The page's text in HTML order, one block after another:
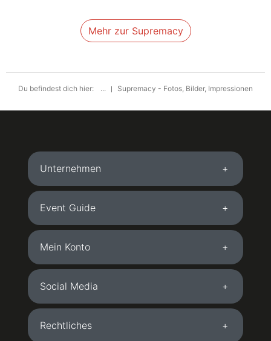
Mehr zur Supremacy
Du befindest dich hier: ... Supremacy - Fotos, Bilder, Impressionen
Unternehmen
Event Guide
Mein Konto
Social Media
Rechtliches